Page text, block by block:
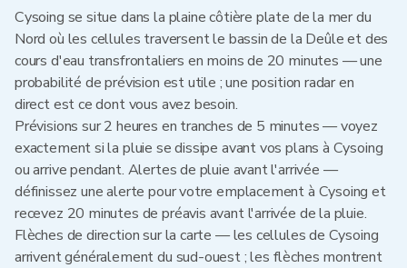
Cysoing se situe dans la plaine côtière plate de la mer du
Nord où les cellules traversent le bassin de la Deûle et des
cours d'eau transfrontaliers en moins de 20 minutes — une
probabilité de prévision est utile ; une position radar en
direct est ce dont vous avez besoin.
Prévisions sur 2 heures en tranches de 5 minutes — voyez
exactement si la pluie se dissipe avant vos plans à Cysoing
ou arrive pendant. Alertes de pluie avant l'arrivée —
définissez une alerte pour votre emplacement à Cysoing et
recevez 20 minutes de préavis avant l'arrivée de la pluie.
Flèches de direction sur la carte — les cellules de Cysoing
arrivent généralement du sud-ouest ; les flèches montrent